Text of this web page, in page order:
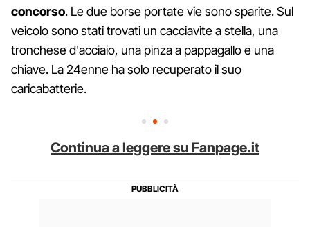
concorso. Le due borse portate vie sono sparite. Sul
veicolo sono stati trovati un cacciavite a stella, una
tronchese d'acciaio, una pinza a pappagallo e una
chiave. La 24enne ha solo recuperato il suo
caricabatterie.
Continua a leggere su Fanpage.it